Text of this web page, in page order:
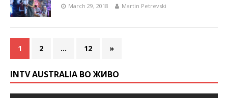
March 29, 2018 Martin Petrevski
1 2 … 12 »
INTV AUSTRALIA ВО ЖИВО